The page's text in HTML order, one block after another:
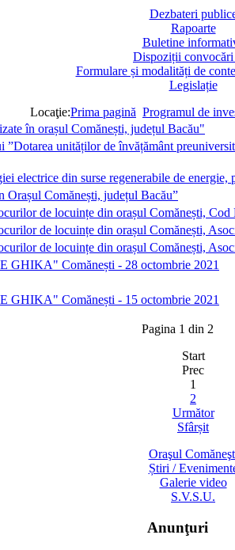
Dezbateri
Rapoarte
Buletine
Dispoziții
Formulare și modalități de
Legislație
Locaţie:Prima pagină Programul de
în orașul Comănești, județul Bacău"
unităților de învățământ
electrice din surse regenerabile de
Orașul Comănești, județul Bacău”
de locuințe din orașul Comănești,
de locuințe din orașul Comănești,
de locuințe din orașul Comănești,
GHIKA" Comănești - 28 octombrie 2021
GHIKA" Comănești - 15 octombrie 2021
Pagina 1 din 2
Start
Prec
1
2
Următor
Sfârșit
Oraşul
Știri /
Galerie video
S.V.S.U.
Anunţuri